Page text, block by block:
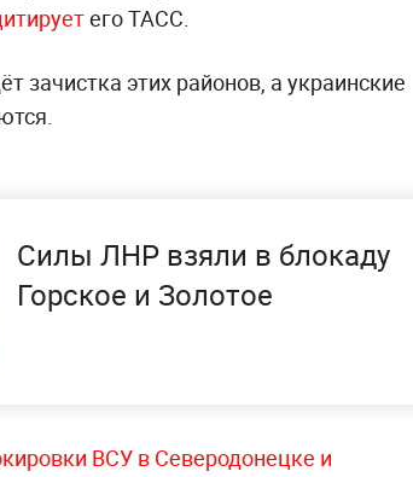
его ТАСС.
зачистка этих районов, а украинские
Силы ЛНР взяли в блокаду
Горское и Золотое
ВСУ в Северодонецке и